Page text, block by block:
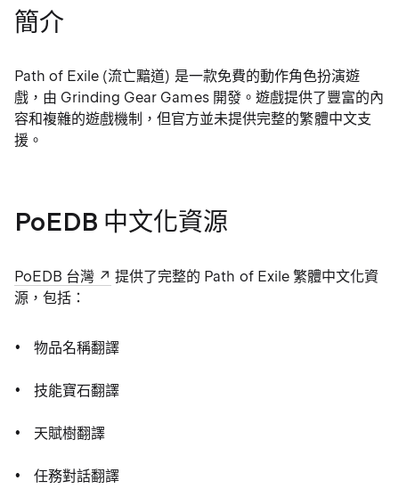
簡介
Path of Exile (流亡黯道) 是一款免費的動作角色扮演遊
戲，由 Grinding Gear Games 開發。遊戲提供了豐富的內
容和複雜的遊戲機制，但官方並未提供完整的繁體中文支
援。
PoEDB 中文化資源
PoEDB 台灣
提供了完整的 Path of Exile 繁體中文化資
源，包括：
物品名稱翻譯
技能寶石翻譯
天賦樹翻譯
任務對話翻譯